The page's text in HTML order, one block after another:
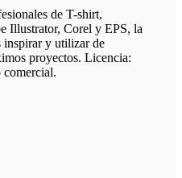
de T-shirt,
Illustrator, Corel y EPS, la
inspirar y utilizar de
proyectos. Licencia:
comercial.